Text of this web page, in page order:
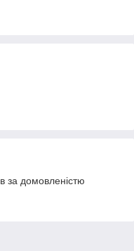
за домовленістю